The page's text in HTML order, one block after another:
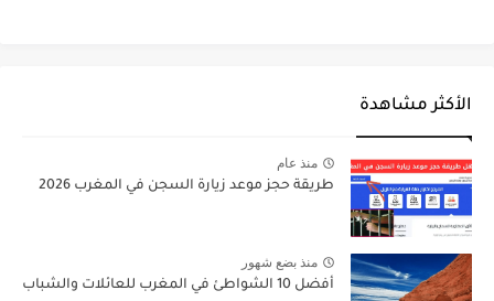
الأكثر مشاهدة
منذ عام
طريقة حجز موعد زيارة السجن في المغرب 2026
منذ بضع شهور
أفضل 10 الشواطئ في المغرب للعائلات والشباب